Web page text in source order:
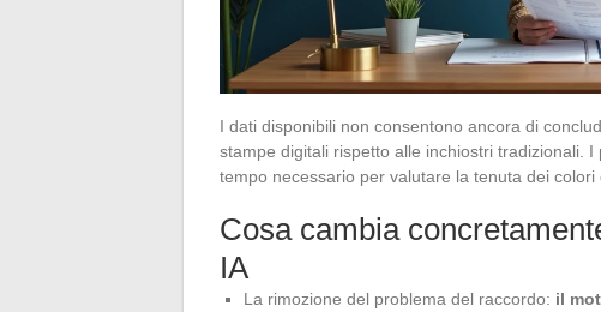
I dati disponibili non consentono ancora di
stampe digitali rispetto alle inchiostri tradizionali.
tempo necessario per valutare la tenuta dei
Cosa cambia
IA
La rimozione del problema del raccordo: il